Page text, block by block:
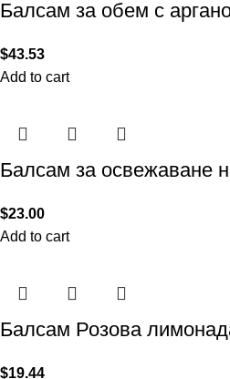
Балсам за обем с
$43.53
Add to cart
Балсам за освежаване
$23.00
Add to cart
Балсам Розова
$19.44